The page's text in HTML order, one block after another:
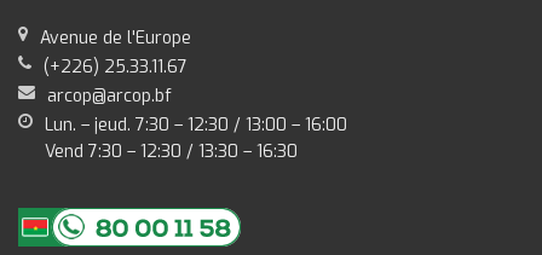
Avenue de l'Europe
(+226) 25.33.11.67
arcop@arcop.bf
Lun. – jeud. 7:30 – 12:30 / 13:00 – 16:00
Vend 7:30 – 12:30 / 13:30 – 16:30